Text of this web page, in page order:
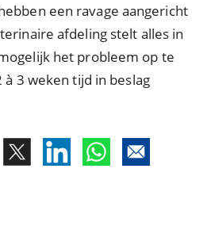
een ravage aangericht
afdeling stelt alles in
het probleem op te
à 3 weken tijd in beslag